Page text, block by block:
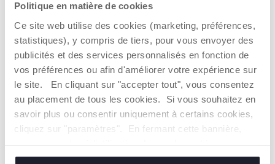
Politique en matière de cookies
Ce site web utilise des cookies (marketing, préférences,
statistiques), y compris de tiers, pour vous envoyer des
publicités et des services personnalisés en fonction de
vos préférences ou afin d'améliorer votre expérience sur
le site. En cliquant sur "accepter tout", vous consentez
au placement de tous les cookies. Si vous souhaitez en
savoir plus ou consentir uniquement à certains cookies,
cliquez sur "paramètres". En fermant cette bannière,
vous consentez à l'utilisation des seuls cookies
techniques, qui sont essentiels au service demandé.